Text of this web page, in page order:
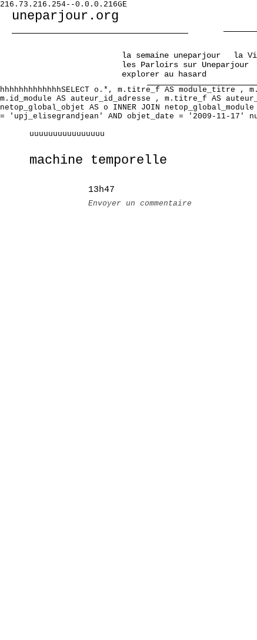
216.73.216.254--0.0.0.216GE
uneparjour.org
la semaine uneparjour la
les Parloirs sur Uneparjour
explorer au hasard
hhhhhhhhhhhhhSELECT o.*, m.titre_f AS module_titre ,
m.id_module AS auteur_id_adresse , m.titre_f AS
netop_global_objet AS o INNER JOIN
= 'upj_elisegrandjean' AND objet_date = '2009-11-17'
uuuuuuuuuuuuuuuu
machine temporelle
13h47
Envoyer un commentaire